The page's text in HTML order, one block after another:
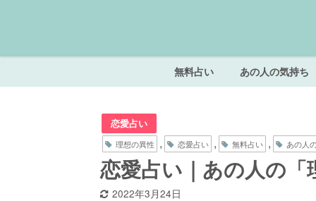
無料占い あの人の気持ち
恋愛占い
理想の異性 , 恋愛占い , 無料占い , あの人
恋愛占い｜あの人の
2022年3月24日